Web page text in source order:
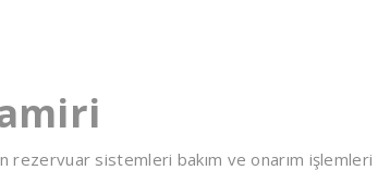
rezervuar sistemleri bakım ve onarım işlemleri